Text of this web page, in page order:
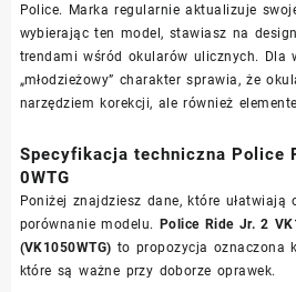
Police. Marka regularnie aktualizuje
wybierając ten model, stawiasz na
trendami wśród okularów ulicznych. Dla
„młodzieżowy” charakter sprawia, że
narzędziem korekcji, ale również
Specyfikacja techniczna Police
0WTG
Poniżej znajdziesz dane, które ułatwiają
porównanie modelu. Police Ride Jr. 2
(VK1050WTG) to propozycja oznaczona
które są ważne przy doborze oprawek.